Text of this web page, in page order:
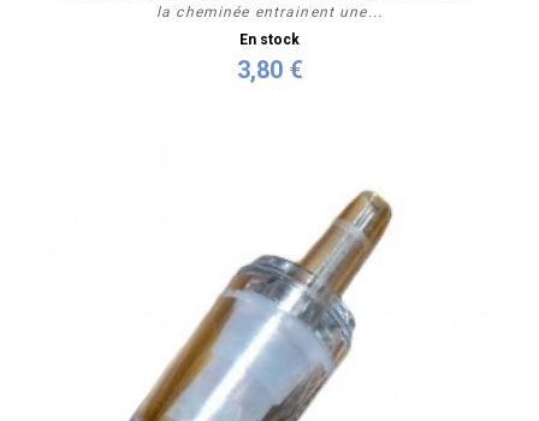
la cheminée entrainent une...
En stock
3,80 €